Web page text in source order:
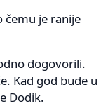
čemu je ranije
dogovorili.
Kad god bude u
Dodik.